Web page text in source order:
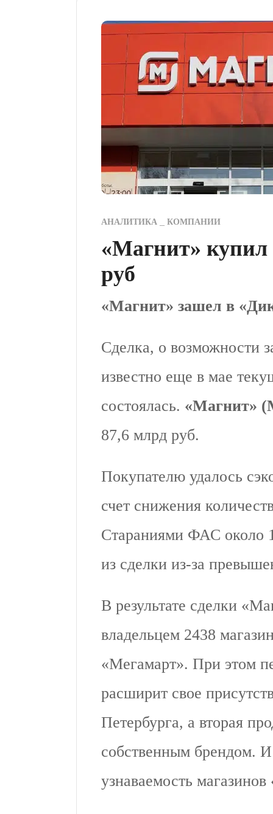
АНАЛИТИКА КОМПАНИИ
«Магнит» купил
руб
«Магнит» зашел в
Сделка, о возможности
известно еще в мае
состоялась. «Магнит»
87,6 млрд руб.
Покупателю удалось
счет снижения
Стараниями ФАС около
из сделки из-за
В результате сделки
владельцем 2438
«Мегамарт». При этом
расширит свое
Петербурга, а вторая
собственным брендом.
узнаваемость